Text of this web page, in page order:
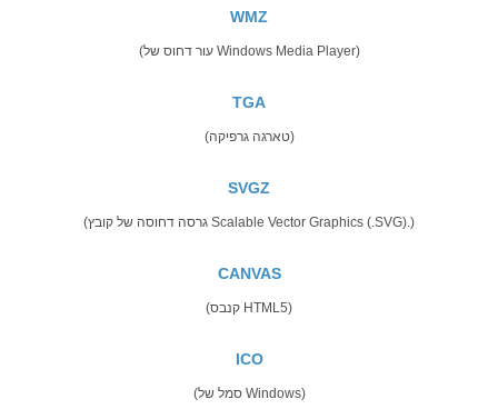
WMZ
(עור דחוס של Windows Media Player)
TGA
(טארגה גרפיקה)
SVGZ
(גרסה דחוסה של קובץ Scalable Vector Graphics (.SVG).)
CANVAS
(קנבס HTML5)
ICO
(סמל של Windows)